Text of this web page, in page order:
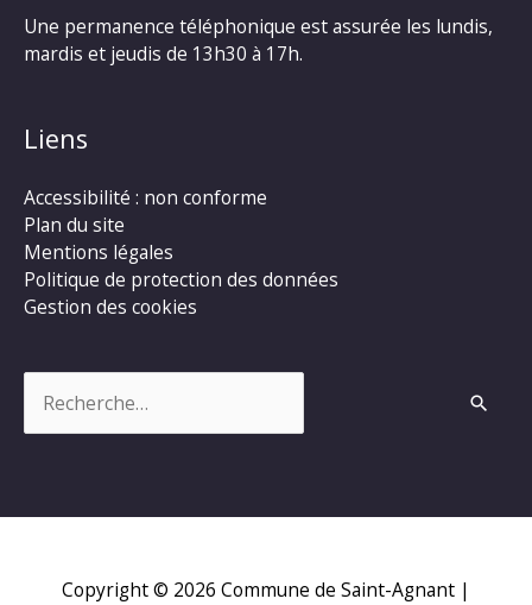
Une permanence téléphonique est assurée les lundis,
mardis et jeudis de 13h30 à 17h.
Liens
Accessibilité : non conforme
Plan du site
Mentions légales
Politique de protection des données
Gestion des cookies
Copyright © 2026 Commune de Saint-Agnant |